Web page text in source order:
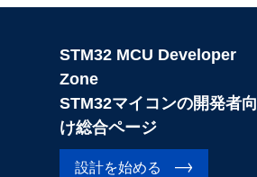
STM32 MCU Developer
Zone
STM32マイコンの開発者向
け総合ページ
設計を始める